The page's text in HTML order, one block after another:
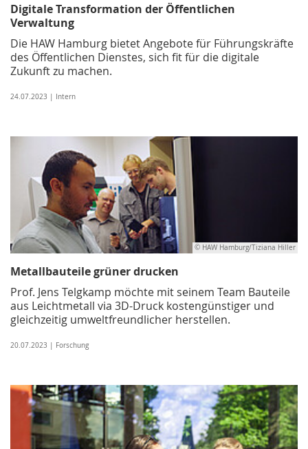
Digitale Transformation der Öffentlichen
Verwaltung
Die HAW Hamburg bietet Angebote für Führungskräfte
des Öffentlichen Dienstes, sich fit für die digitale
Zukunft zu machen.
24.07.2023 | Intern
© HAW Hamburg/Tiziana Hiller
Metallbauteile grüner drucken
Prof. Jens Telgkamp möchte mit seinem Team Bauteile
aus Leichtmetall via 3D-Druck kostengünstiger und
gleichzeitig umweltfreundlicher herstellen.
20.07.2023 | Forschung